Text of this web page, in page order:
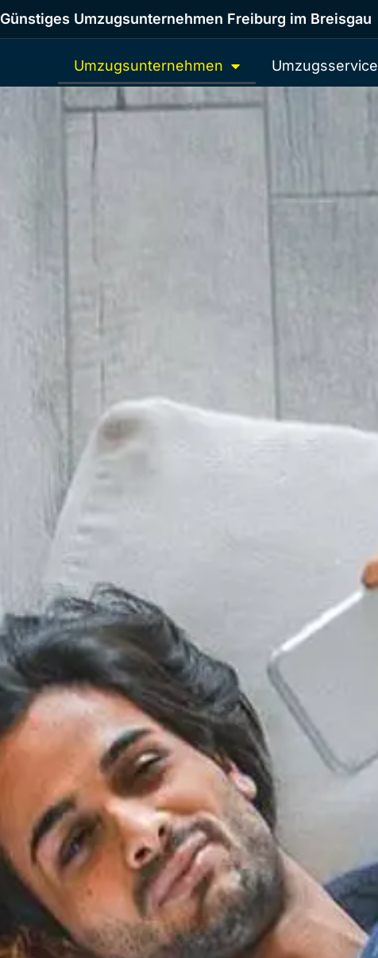
Günstiges Umzugsunternehmen Freiburg im Breisgau
Umzugsunternehmen Umzugsservice